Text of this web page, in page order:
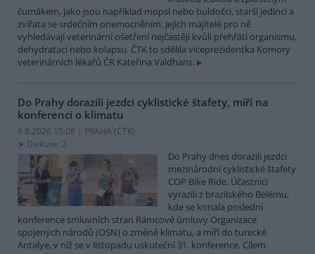
čumákem, jako jsou například mopsi nebo buldočci, starší jedinci a
zvířata se srdečním onemocněním. Jejich majitelé pro ně
vyhledávají veterinární ošetření nejčastěji kvůli přehřátí organismu,
dehydrataci nebo kolapsu. ČTK to sdělila viceprezidentka Komory
veterinárních lékařů ČR Kateřina Valdhans.
Do Prahy dorazili jezdci cyklistické štafety, míří na
konferenci o klimatu
6.8.2026 15:08 | PRAHA (ČTK)
Diskuse: 2
Do Prahy dnes dorazili jezdci
mezinárodní cyklistické štafety
COP Bike Ride. Účastníci
vyrazili z brazilského Belému,
kde se konala poslední
konference smluvních stran Rámcové úmluvy Organizace
spojených národů (OSN) o změně klimatu, a míří do turecké
Antalye, v níž se v listopadu uskuteční 31. konference. Cílem